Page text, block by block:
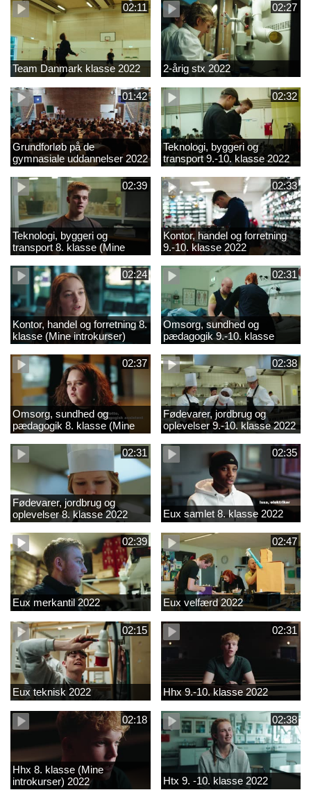
02:11
Team Danmark klasse 2022
02:27
2-årig stx 2022
01:42
Grundforløb på de
gymnasiale uddannelser 2022
02:32
Teknologi, byggeri og
transport 9.-10. klasse 2022
02:39
Teknologi, byggeri og
transport 8. klasse (Mine
introkurser) 2022
02:33
Kontor, handel og forretning
9.-10. klasse 2022
02:24
Kontor, handel og forretning 8.
klasse (Mine introkurser)
2022
02:31
Omsorg, sundhed og
pædagogik 9.-10. klasse
2022
02:37
Omsorg, sundhed og
pædagogik 8. klasse (Mine
introkurser) 2022
02:38
Fødevarer, jordbrug og
oplevelser 9.-10. klasse 2022
02:31
Fødevarer, jordbrug og
oplevelser 8. klasse 2022
02:35
Eux samlet 8. klasse 2022
02:39
Eux merkantil 2022
02:47
Eux velfærd 2022
02:15
Eux teknisk 2022
02:31
Hhx 9.-10. klasse 2022
02:18
Hhx 8. klasse (Mine
introkurser) 2022
02:38
Htx 9. -10. klasse 2022